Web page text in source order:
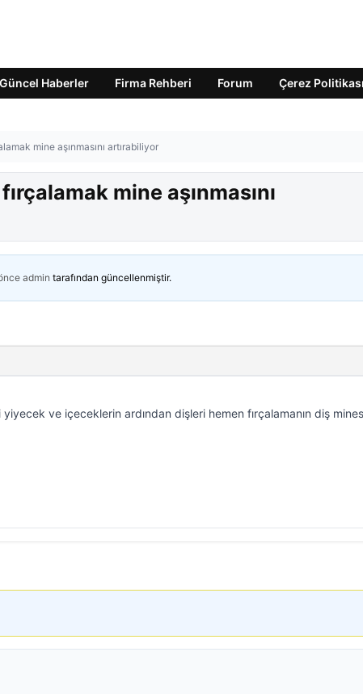
Güncel Haberler Firma Rehberi Forum Çerez Politikası
mine aşınmasını artırabiliyor
mine aşınmasını
admin tarafından güncellenmiştir.
ve içeceklerin ardından dişleri hemen fırçalamanın diş